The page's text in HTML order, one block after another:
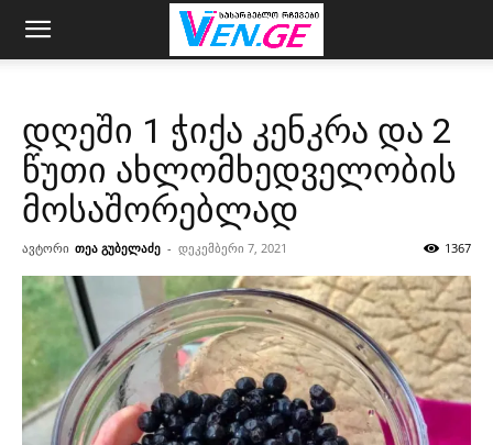
დღეში 1 ჭიქა კენკრა და 2
წუთი ახლომხედველობის
მოსაშორებლად
ავტორი თეა გუბელაძე - დეკემბერი 7, 2021 1367